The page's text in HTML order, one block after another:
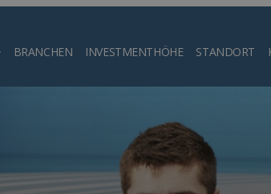
BRANCHEN INVESTMENTHÖHE STANDORT